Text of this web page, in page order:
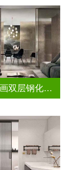
会所山水画双层钢化夹胶